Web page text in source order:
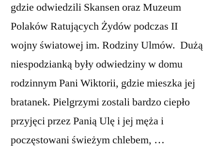
gdzie odwiedzili Skansen oraz Muzeum
Polaków Ratujących Żydów podczas II
wojny światowej im. Rodziny Ulmów. Dużą
niespodzianką były odwiedziny w domu
rodzinnym Pani Wiktorii, gdzie mieszka jej
bratanek. Pielgrzymi zostali bardzo ciepło
przyjęci przez Panią Ulę i jej męża i
poczęstowani świeżym chlebem, …